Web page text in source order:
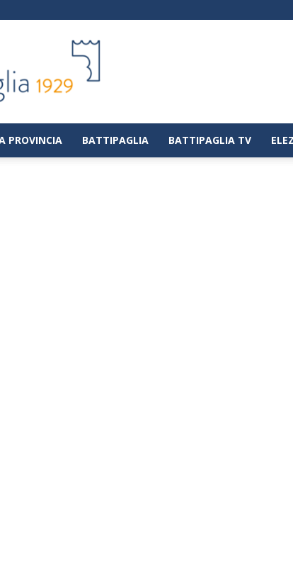
|
Notizie
dalla
città
di PROVINCIA BATTIPAGLIA BATTIPAGLIA TV